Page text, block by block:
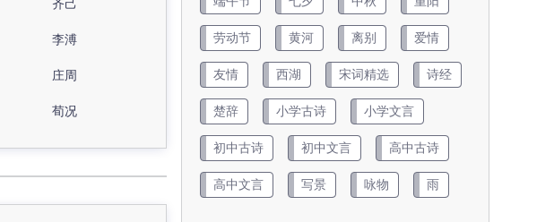
齐己
李溥
庄周
荀况
劳动节 黄河 离别 爱情
友情 西湖 宋词精选 诗经
楚辞 小学古诗 小学文言
初中古诗 初中文言 高中古诗
高中文言 写景 咏物 雨